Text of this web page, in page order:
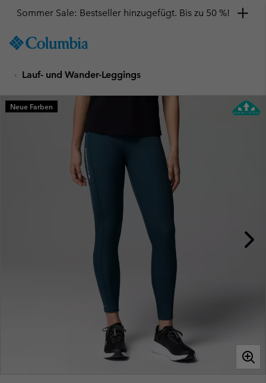
TO
SKIP
MAIN
NAV
Sommer Sale: Bestseller hinzugefügt. Bis zu 50 %!
Lauf- und Wander-Leggings
Neue Farben